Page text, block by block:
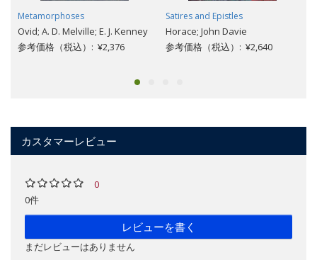
Metamorphoses
Ovid; A. D. Melville; E. J. Kenney
参考価格（税込）: ¥2,376
Satires and Epistles
Horace; John Davie
参考価格（税込）: ¥2,640
カスタマーレビュー
0
0件
レビューを書く
まだレビューはありません